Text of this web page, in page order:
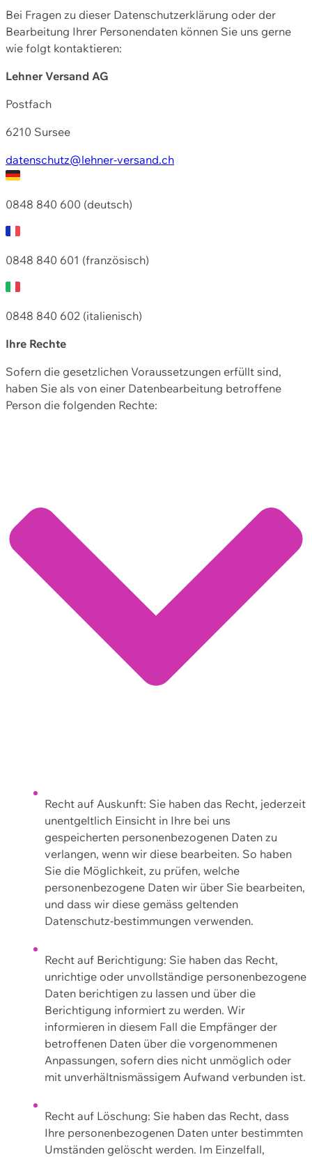
Bei Fragen zu dieser Datenschutzerklärung oder der
Bearbeitung Ihrer Personendaten können Sie uns gerne
wie folgt kontaktieren:
Lehner Versand AG
Postfach
6210 Sursee
datenschutz@lehner-versand.ch
0848 840 600 (deutsch)
0848 840 601 (französisch)
0848 840 602 (italienisch)
Ihre Rechte
Sofern die gesetzlichen Voraussetzungen erfüllt sind,
haben Sie als von einer Datenbearbeitung betroffene
Person die folgenden Rechte:
Recht auf Auskunft: Sie haben das Recht, jederzeit
unentgeltlich Einsicht in Ihre bei uns
gespeicherten personenbezogenen Daten zu
verlangen, wenn wir diese bearbeiten. So haben
Sie die Möglichkeit, zu prüfen, welche
personenbezogene Daten wir über Sie bearbeiten,
und dass wir diese gemäss geltenden
Datenschutz-bestimmungen verwenden.
Recht auf Berichtigung: Sie haben das Recht,
unrichtige oder unvollständige personenbezogene
Daten berichtigen zu lassen und über die
Berichtigung informiert zu werden. Wir
informieren in diesem Fall die Empfänger der
betroffenen Daten über die vorgenommenen
Anpassungen, sofern dies nicht unmöglich oder
mit unverhältnismässigem Aufwand verbunden ist.
Recht auf Löschung: Sie haben das Recht, dass
Ihre personenbezogenen Daten unter bestimmten
Umständen gelöscht werden. Im Einzelfall,